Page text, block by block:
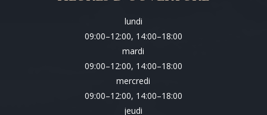
lundi
09:00–12:00, 14:00–18:00
mardi
09:00–12:00, 14:00–18:00
mercredi
09:00–12:00, 14:00–18:00
jeudi